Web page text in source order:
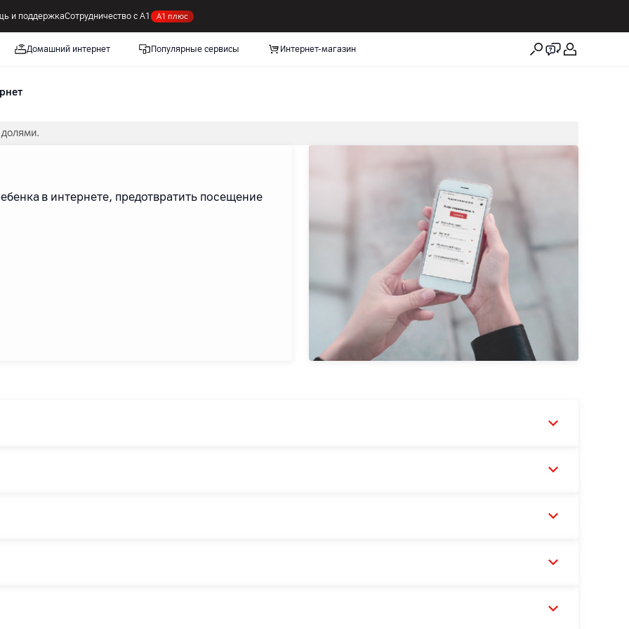
и поддержкаСотрудничество с А1 А1 плюс
Домашний интернет Популярные сервисы Интернет-магазин
в интернете, предотвратить посещение